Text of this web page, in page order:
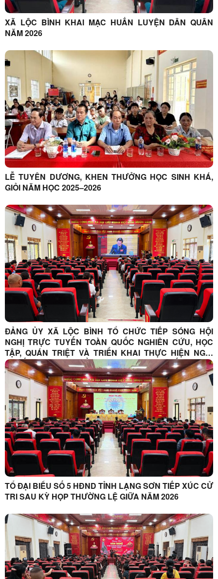
XÃ LỘC BÌNH KHAI MẠC HUẤN LUYỆN DÂN QUÂN
NĂM 2026
LỄ TUYÊN DƯƠNG, KHEN THƯỞNG HỌC SINH KHÁ,
GIỎI NĂM HỌC 2025–2026
ĐẢNG ỦY XÃ LỘC BÌNH TỔ CHỨC TIẾP SÓNG HỘI
NGHỊ TRỰC TUYẾN TOÀN QUỐC NGHIÊN CỨU, HỌC
TẬP, QUÁN TRIỆT VÀ TRIỂN KHAI THỰC HIỆN NGHỊ
QUYẾT HỘI NGHỊ LẦN THỨ BA BAN CHẤP HÀNH
TRUNG ƯƠNG ĐẢNG KHÓA XIV
TỔ ĐẠI BIỂU SỐ 5 HĐND TỈNH LẠNG SƠN TIẾP XÚC CỬ
TRI SAU KỲ HỌP THƯỜNG LỆ GIỮA NĂM 2026